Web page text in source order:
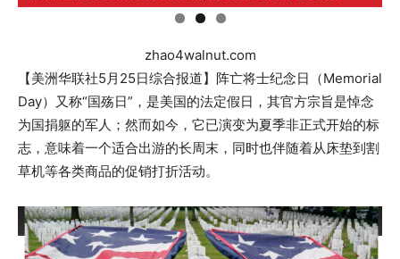
zhao4walnut.com
【美洲华联社5月25日综合报道】阵亡将士纪念日（Memorial
Day）又称“国殇日”，是美国的法定假日，其官方宗旨是悼念
为国捐躯的军人；然而如今，它已演变为夏季非正式开始的标
志，意味着一个适合出游的长周末，同时也伴随着从床垫到割
草机等各类商品的促销打折活动。